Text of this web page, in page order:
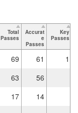
Total
Passes
Accurat
e
Passes
Key
Passes
69 61
1
63
56
17
14